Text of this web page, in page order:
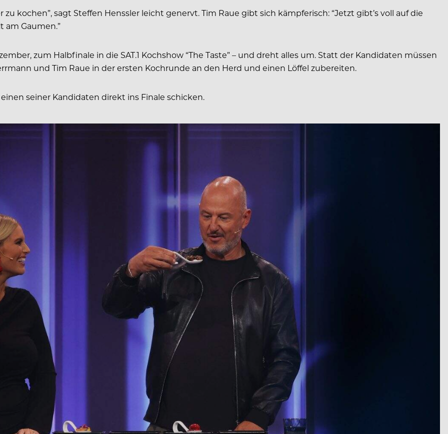
kochen”, sagt Steffen Henssler leicht genervt. Tim Raue gibt sich kämpferisch: “Jetzt gibt’s voll auf die
am Gaumen.”
zum Halbfinale in die SAT.1 Kochshow “The Taste” – und dreht alles um. Statt der Kandidaten müssen
und Tim Raue in der ersten Kochrunde an den Herd und einen Löffel zubereiten.
seiner Kandidaten direkt ins Finale schicken.